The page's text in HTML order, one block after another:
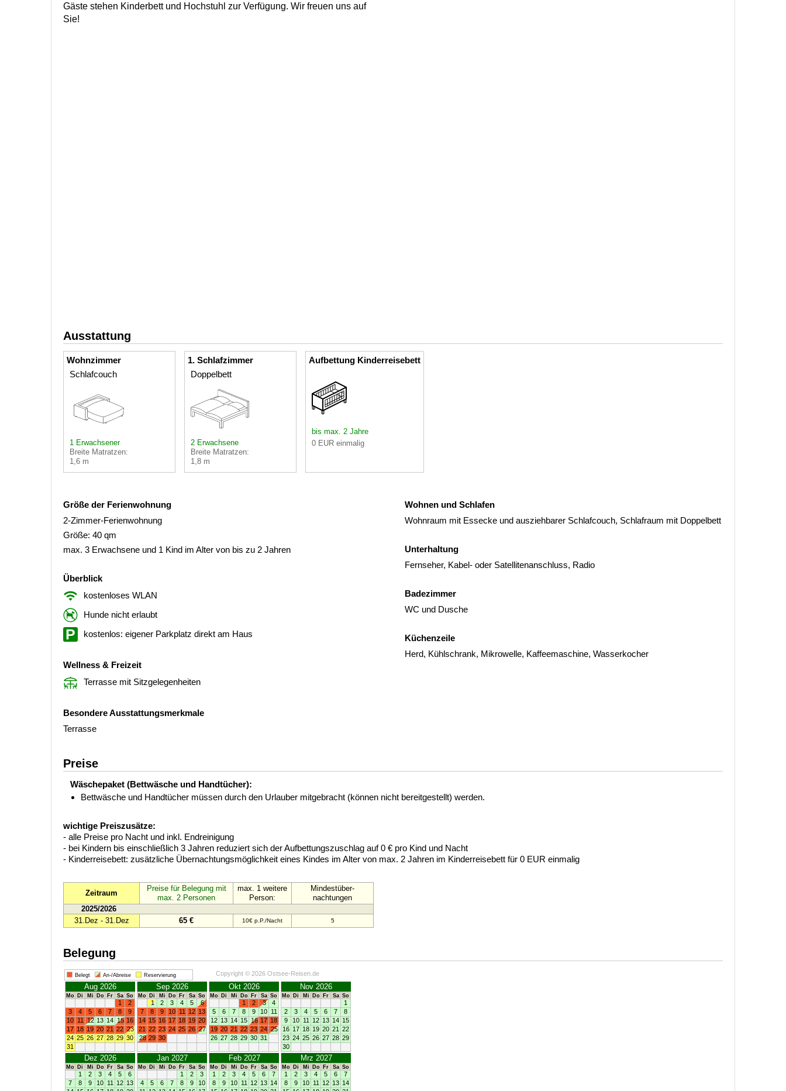
Gäste stehen Kinderbett und Hochstuhl zur Verfügung. Wir freuen uns auf
Sie!
Ausstattung
Wohnzimmer
Schlafcouch
1 Erwachsener
Breite Matratzen:
1,6 m
1. Schlafzimmer
Doppelbett
2 Erwachsene
Breite Matratzen:
1,8 m
Aufbettung Kinderreisebett
bis max. 2 Jahre
0 EUR einmalig
Größe der Ferienwohnung
2-Zimmer-Ferienwohnung
Größe: 40 qm
max. 3 Erwachsene und 1 Kind im Alter von bis zu 2 Jahren
Überblick
kostenloses WLAN
Hunde nicht erlaubt
kostenlos: eigener Parkplatz direkt am Haus
Wellness & Freizeit
Terrasse mit Sitzgelegenheiten
Besondere Ausstattungsmerkmale
Terrasse
Wohnen und Schlafen
Wohnraum mit Essecke und ausziehbarer Schlafcouch, Schlafraum mit Doppelbett
Unterhaltung
Fernseher, Kabel- oder Satellitenanschluss, Radio
Badezimmer
WC und Dusche
Küchenzeile
Herd, Kühlschrank, Mikrowelle, Kaffeemaschine, Wasserkocher
Preise
Wäschepaket (Bettwäsche und Handtücher):
Bettwäsche und Handtücher müssen durch den Urlauber mitgebracht (können nicht bereitgestellt) werden.
wichtige Preiszusätze:
- alle Preise pro Nacht und inkl. Endreinigung
- bei Kindern bis einschließlich 3 Jahren reduziert sich der Aufbettungszuschlag auf 0 € pro Kind und Nacht
- Kinderreisebett: zusätzliche Übernachtungsmöglichkeit eines Kindes im Alter von max. 2 Jahren im Kinderreisebett für 0 EUR einmalig
Zeitraum
Preise für Belegung mit
max. 2 Personen
max. 1 weitere
Person:
Mindestüber-
nachtungen
2025/2026
31.Dez - 31.Dez
65 € 10€ p.P./Nacht 5
Belegung
Belegt An-/Abreise Reservierung Copyright © 2026 Ostsee-Reisen.de
Aug 2026
Mo Di Mi Do Fr Sa So
1
2
3
4 5 6 7 8
9
10 11 12 13 14 15 16
17 18 19 20 21 22 23
24 25 26 27 28 29 30
31
Sep 2026
Mo Di Mi Do Fr Sa So
1 2 3 4 5
6
7
8 9 10 11 12 13
14 15 16 17 18 19 20
21 22 23 24 25 26 27
28 29 30
Okt 2026
Mo Di Mi Do Fr Sa So
1 2 3
4
5
6 7 8 9 10 11
12 13 14 15 16 17 18
19 20 21 22 23 24 25
26 27 28 29 30 31
Nov 2026
Mo Di Mi Do Fr Sa So
1
2
3 4 5 6 7
8
9
10 11 12 13 14 15
16 17 18 19 20 21 22
23 24 25 26 27 28 29
30
Dez 2026
Mo Di Mi Do Fr Sa So
1 2 3 4 5
6
7
8 9 10 11 12 13
Jan 2027
Mo Di Mi Do Fr Sa So
1 2
3
4
5 6 7 8 9
10
Feb 2027
Mo Di Mi Do Fr Sa So
1 2 3 4 5 6
7
8
9 10 11 12 13 14
Mrz 2027
Mo Di Mi Do Fr Sa So
1 2 3 4 5 6
7
8
9 10 11 12 13 14